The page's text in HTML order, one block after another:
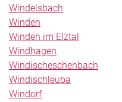
Windelsbach
Winden
Winden im Elztal
Windhagen
Windischeschenbach
Windischleuba
Windorf